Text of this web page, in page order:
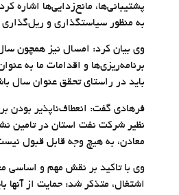
پشتیبانی‌ها، مانع‌زدایی‌ها اشاره
به منظور سیاستگذاری و
وی بیان کرد: امسال نیز همچون
برنامه‌ریزی‌ها و اقدامات ما به
باید در راستای تحقق عنوان سال
فرهادی گفت: انعطاف‌ناپذیر بودن
نظیر شرکت نفت استان در تامین
معادن، به هیچ وجه قابل قبول
وی با تاکید بر نقش مهم و اساسی
اشتغال، متذکر شد: حمایت از